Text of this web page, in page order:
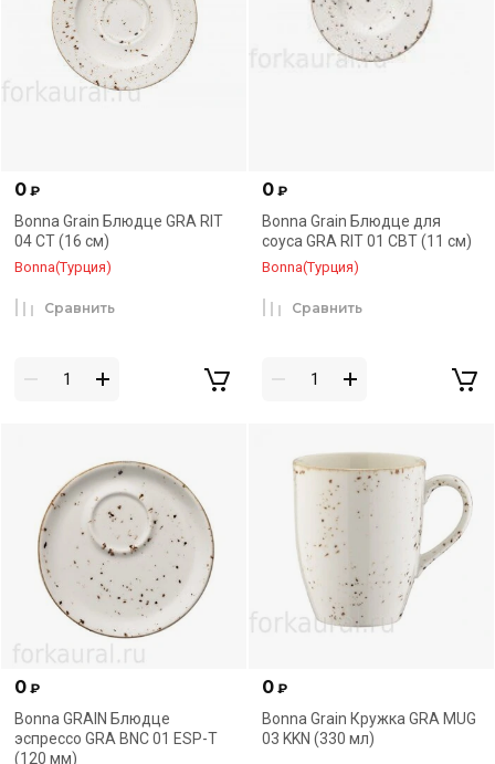
0 ₽
Bonna Grain Блюдце GRA RIT
04 CT (16 см)
Bonna(Турция)
Сравнить
0 ₽
Bonna Grain Блюдце для
соуса GRA RIT 01 CBT (11 см)
Bonna(Турция)
Сравнить
0 ₽
Bonna GRAIN Блюдце
эспрессо GRA BNC 01 ESP-T
(120 мм)
0 ₽
Bonna Grain Кружка GRA MUG
03 KKN (330 мл)